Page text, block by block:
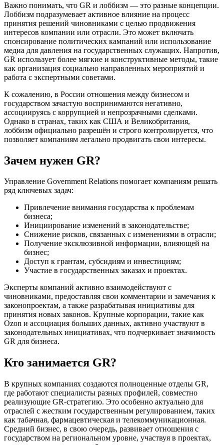
Важно понимать, что GR и лоббизм — это разные концепции.
Лоббизм подразумевает активное влияние на процесс
принятия решений чиновниками с целью продвижения
интересов компании или отрасли. Это может включать
спонсирование политических кампаний или использование
медиа для давления на государственных служащих. Напротив,
GR использует более мягкие и конструктивные методы, такие
как организация социально направленных мероприятий и
работа с экспертными советами.
К сожалению, в России отношения между бизнесом и
государством зачастую воспринимаются негативно,
ассоциируясь с коррупцией и непрозрачными сделками.
Однако в странах, таких как США и Великобритания,
лоббизм официально разрешён и строго контролируется, что
позволяет компаниям легально продвигать свои интересы.
Зачем нужен GR?
Управление Government Relations помогает компаниям решать
ряд ключевых задач:
Привлечение внимания государства к проблемам
бизнеса;
Инициирование изменений в законодательстве;
Снижение рисков, связанных с изменениями в отрасли;
Получение эксклюзивной информации, влияющей на
бизнес;
Доступ к грантам, субсидиям и инвестициям;
Участие в государственных заказах и проектах.
Эксперты компаний активно взаимодействуют с
чиновниками, предоставляя свои комментарии и замечания к
законопроектам, а также разрабатывая инициативы для
принятия новых законов. Крупные корпорации, такие как
Ozon и ассоциация больших данных, активно участвуют в
законодательных инициативах, что подчеркивает значимость
GR для бизнеса.
Кто занимается GR?
В крупных компаниях создаются полноценные отделы GR,
где работают специалисты разных профилей, совместно
реализующие GR-стратегию. Это особенно актуально для
отраслей с жестким государственным регулированием, таких
как табачная, фармацевтическая и телекоммуникационная.
Средний бизнес, в свою очередь, развивает отношения с
государством на региональном уровне, участвуя в проектах,